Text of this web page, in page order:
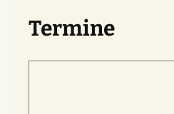
Termine